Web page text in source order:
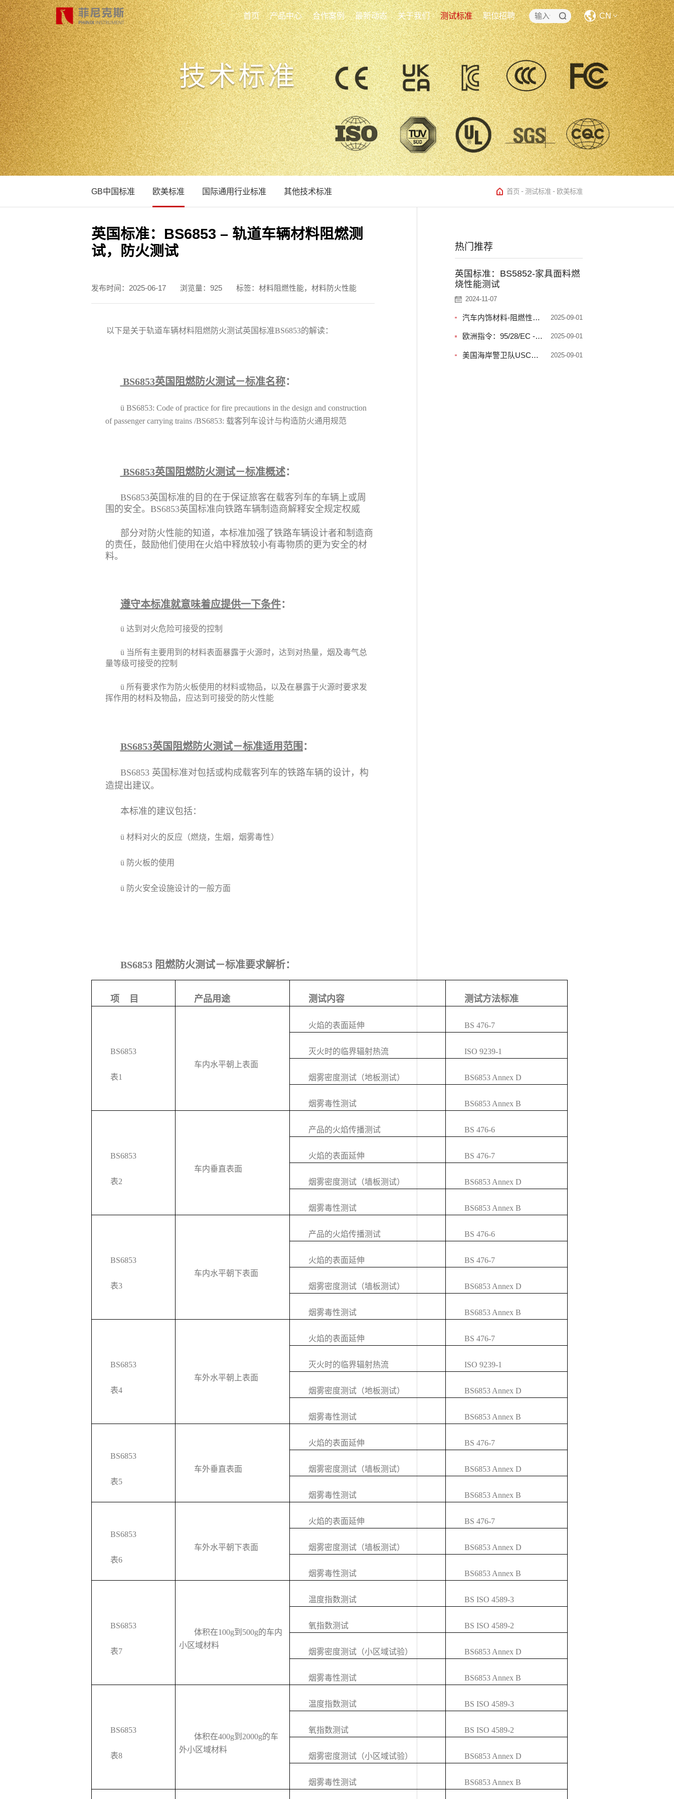
首页 产品中心 合作案例 最新动态 关于我们 测试标准 职位招聘 CN
CN EN
首页
产品中心
合作案例
最新动态
技术标准
GB中国标准 欧美标准 国际通用行业标准 其他技术标准 首页 - 测试标准 - 欧美标准
英国标准：BS6853 – 轨道车辆材料阻燃测
试，防火测试
发布时间：2025-06-17 浏览量：925 标签：材料阻燃性能，材料防火性能
以下是关于轨道车辆材料阻燃防火测试英国标准BS6853的解读：
BS6853英国阻燃防火测试－标准名称：
ü BS6853: Code of practice for fire precautions in the design and construction
of passenger carrying trains /BS6853: 载客列车设计与构造防火通用规范
BS6853英国阻燃防火测试－标准概述：
BS6853英国标准的目的在于保证旅客在载客列车的车辆上或周
围的安全。BS6853英国标准向铁路车辆制造商解释安全规定权威
部分对防火性能的知道，本标准加强了铁路车辆设计者和制造商
的责任，鼓励他们使用在火焰中释放较小有毒物质的更为安全的材
料。
遵守本标准就意味着应提供一下条件：
ü 达到对火危险可接受的控制
ü 当所有主要用到的材料表面暴露于火源时，达到对热量，烟及毒气总
量等级可接受的控制
ü 所有要求作为防火板使用的材料或物品，以及在暴露于火源时要求发
挥作用的材料及物品，应达到可接受的防火性能
BS6853英国阻燃防火测试－标准适用范围 ：
BS6853 英国标准对包括或构成载客列车的铁路车辆的设计，构
造提出建议。
本标准的建议包括：
ü 材料对火的反应（燃烧，生烟，烟雾毒性）
ü 防火板的使用
ü 防火安全设施设计的一般方面
BS6853 阻燃防火测试－标准要求解析：
项 目 产品用途 测试内容 测试方法标准
BS6853
表1
车内水平朝上表面
火焰的表面延伸 BS 476-7
灭火时的临界辐射热流 ISO 9239-1
烟雾密度测试（地板测试） BS6853 Annex D
烟雾毒性测试 BS6853 Annex B
BS6853
表2
车内垂直表面
产品的火焰传播测试 BS 476-6
火焰的表面延伸 BS 476-7
烟雾密度测试（墙板测试） BS6853 Annex D
烟雾毒性测试 BS6853 Annex B
BS6853
表3
车内水平朝下表面
产品的火焰传播测试 BS 476-6
火焰的表面延伸 BS 476-7
烟雾密度测试（墙板测试） BS6853 Annex D
烟雾毒性测试 BS6853 Annex B
BS6853
表4
车外水平朝上表面
火焰的表面延伸 BS 476-7
灭火时的临界辐射热流 ISO 9239-1
烟雾密度测试（地板测试） BS6853 Annex D
烟雾毒性测试 BS6853 Annex B
BS6853
表5
车外垂直表面
火焰的表面延伸 BS 476-7
烟雾密度测试（墙板测试） BS6853 Annex D
烟雾毒性测试 BS6853 Annex B
BS6853
表6
车外水平朝下表面
火焰的表面延伸 BS 476-7
烟雾密度测试（墙板测试） BS6853 Annex D
烟雾毒性测试 BS6853 Annex B
BS6853
表7
体积在100g到500g的车内
小区域材料
温度指数测试 BS ISO 4589-3
氧指数测试 BS ISO 4589-2
烟雾密度测试（小区域试验） BS6853 Annex D
烟雾毒性测试 BS6853 Annex B
BS6853
表8
体积在400g到2000g的车
外小区域材料
温度指数测试 BS ISO 4589-3
氧指数测试 BS ISO 4589-2
烟雾密度测试（小区域试验） BS6853 Annex D
烟雾毒性测试 BS6853 Annex B
热门推荐
英国标准：BS5852-家具面料燃
烧性能测试
2024-11-07
汽车内饰材料-阻燃性能
2025-09-01
欧洲指令：95/28/EC --
试，防火测试
2025-09-01
美国海岸警卫队USCG
2025-09-01